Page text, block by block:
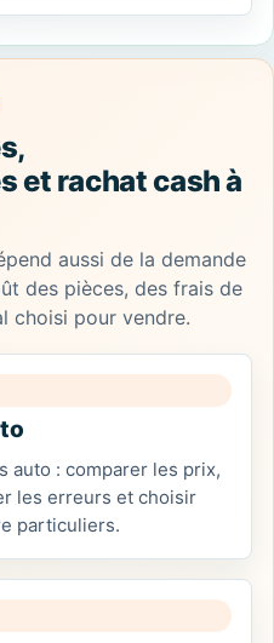
et rachat cash à
aussi de la demande
des pièces, des frais de
choisi pour vendre.
auto : comparer les prix,
les erreurs et choisir
particuliers.